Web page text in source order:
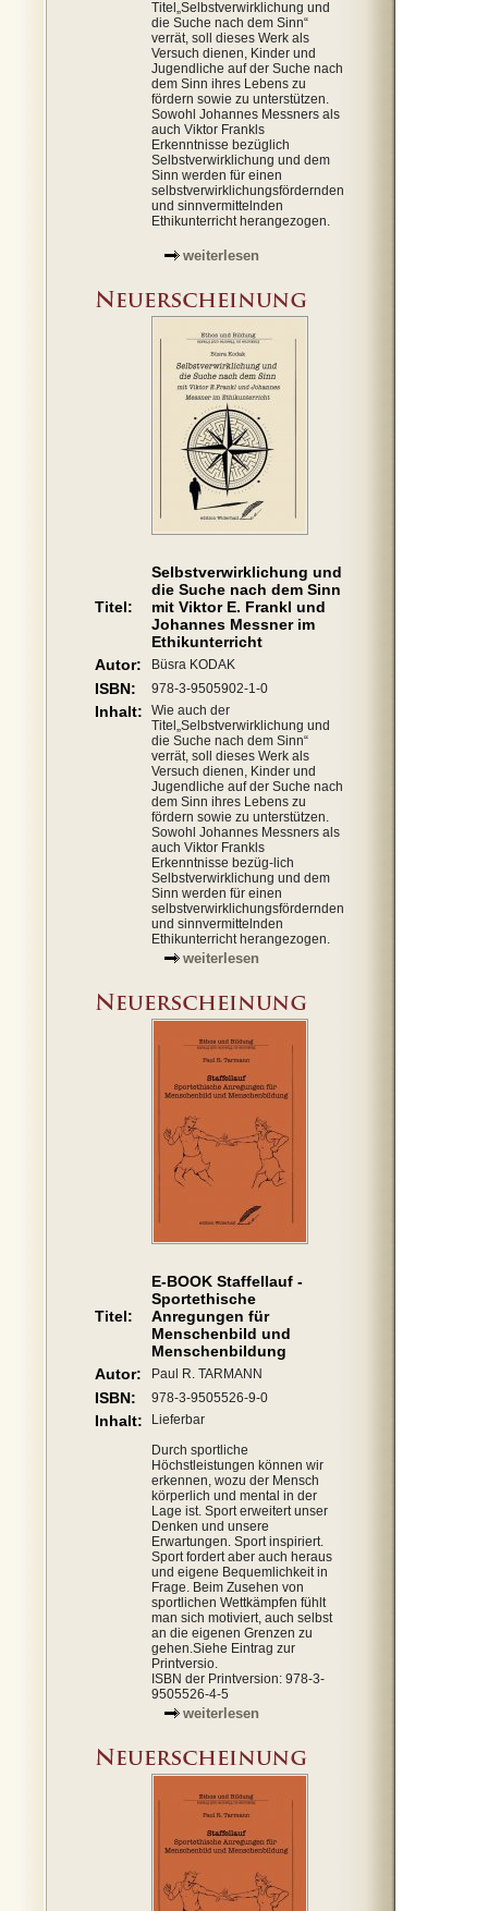
Titel„Selbstverwirklichung und
die Suche nach dem Sinn“
verrät, soll dieses Werk als
Versuch dienen, Kinder und
Jugendliche auf der Suche nach
dem Sinn ihres Lebens zu
fördern sowie zu unterstützen.
Sowohl Johannes Messners als
auch Viktor Frankls
Erkenntnisse bezüglich
Selbstverwirklichung und dem
Sinn werden für einen
selbstverwirklichungsfördernden
und sinnvermittelnden
Ethikunterricht herangezogen.
weiterlesen
Titel:
Selbstverwirklichung und
die Suche nach dem Sinn
mit Viktor E. Frankl und
Johannes Messner im
Ethikunterricht
Autor:
Büsra KODAK
ISBN: 978-3-9505902-1-0
Inhalt:
Wie auch der
Titel„Selbstverwirklichung und
die Suche nach dem Sinn“
verrät, soll dieses Werk als
Versuch dienen, Kinder und
Jugendliche auf der Suche nach
dem Sinn ihres Lebens zu
fördern sowie zu unterstützen.
Sowohl Johannes Messners als
auch Viktor Frankls
Erkenntnisse bezüg-lich
Selbstverwirklichung und dem
Sinn werden für einen
selbstverwirklichungsfördernden
und sinnvermittelnden
Ethikunterricht herangezogen.
weiterlesen
Titel:
E-BOOK Staffellauf -
Sportethische
Anregungen für
Menschenbild und
Menschenbildung
Autor:
Paul R. TARMANN
ISBN: 978-3-9505526-9-0
Inhalt:
Lieferbar
Durch sportliche
Höchstleistungen können wir
erkennen, wozu der Mensch
körperlich und mental in der
Lage ist. Sport erweitert unser
Denken und unsere
Erwartungen. Sport inspiriert.
Sport fordert aber auch heraus
und eigene Bequemlichkeit in
Frage. Beim Zusehen von
sportlichen Wettkämpfen fühlt
man sich motiviert, auch selbst
an die eigenen Grenzen zu
gehen.Siehe Eintrag zur
Printversio.
ISBN der Printversion: 978-3-
9505526-4-5
weiterlesen